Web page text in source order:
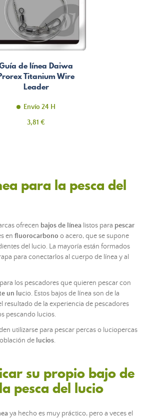
de línea Daiwa
Titanium Wire
Leader
Envío 24 H
Precio
3,81 €
para la pesca del
ofrecen bajos de línea listos para pescar
en fluorocarbono o acero, que se supone
del lucio. La mayoría están formados
para conectarlos al cuerpo de línea y al
los pescadores que quieren pescar con
un lucio. Estos bajos de línea son de la
resultado de la experiencia de pescadores
pescando lucios.
utilizarse para pescar percas o luciopercas
de lucios.
su propio bajo de
pesca del lucio
ya hecho es muy práctico, pero a veces el